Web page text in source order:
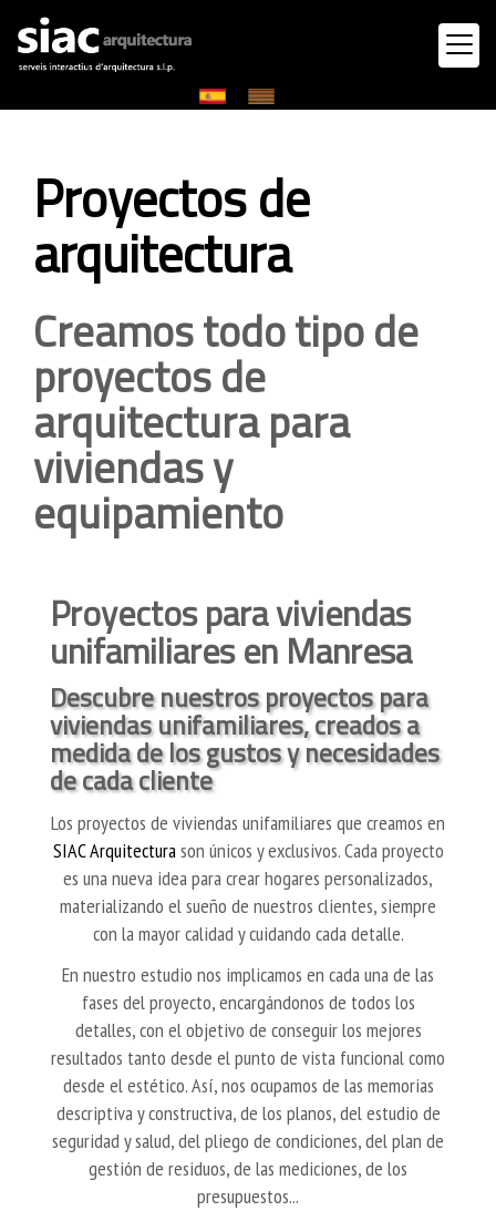
Proyectos de
arquitectura
Creamos todo tipo de
proyectos de
arquitectura para
viviendas y
equipamiento
Proyectos para viviendas
unifamiliares en Manresa
Descubre nuestros proyectos para
viviendas unifamiliares, creados a
medida de los gustos y necesidades
de cada cliente
Los proyectos de viviendas unifamiliares que creamos en
SIAC Arquitecturason únicos y exclusivos. Cada proyecto
es una nueva idea para crear hogares personalizados,
materializando el sueño de nuestros clientes, siempre
con la mayor calidad y cuidando cada detalle.
En nuestro estudio nos implicamos en cada una de las
fases del proyecto, encargándonos de todos los
detalles, con el objetivo de conseguir los mejores
resultados tanto desde el punto de vista funcional como
desde el estético. Así, nos ocupamos de las memorias
descriptiva y constructiva, de los planos, del estudio de
seguridad y salud, del pliego de condiciones, del plan de
gestión de residuos, de las mediciones, de los
presupuestos...